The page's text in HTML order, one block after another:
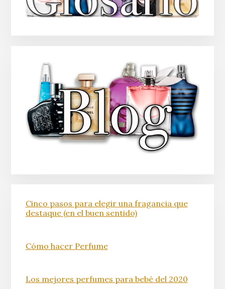
Cinco pasos para elegir una fragancia que
destaque (en el buen sentido)
Cómo hacer Perfume
Los mejores perfumes para bebé del 2020